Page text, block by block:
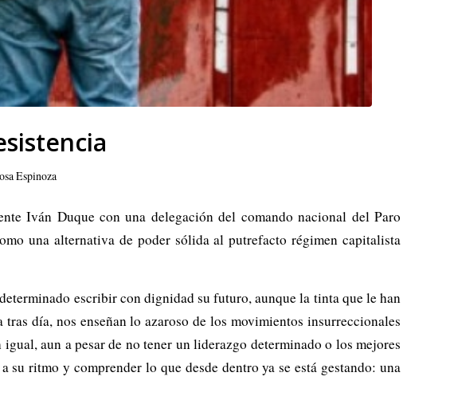
Espinoza
Iván Duque con una delegación del comando nacional del Paro
una alternativa de poder sólida al putrefacto régimen capitalista
escribir con dignidad su futuro, aunque la tinta que le han
día, nos enseñan lo azaroso de los movimientos insurreccionales
aun a pesar de no tener un liderazgo determinado o los mejores
ritmo y comprender lo que desde dentro ya se está gestando: una